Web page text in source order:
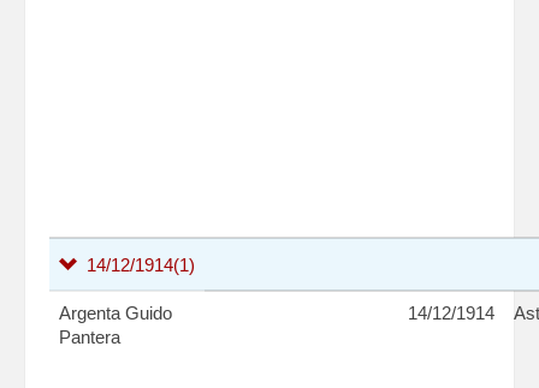
14/12/1914(1)
Argenta Guido
Pantera
14/12/1914